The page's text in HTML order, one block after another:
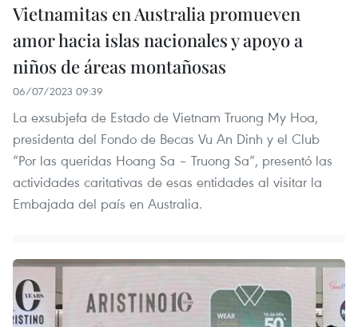
Vietnamitas en Australia promueven
amor hacia islas nacionales y apoyo a
niños de áreas montañosas
06/07/2023 09:39
La exsubjefa de Estado de Vietnam Truong My Hoa,
presidenta del Fondo de Becas Vu An Dinh y el Club
“Por las queridas Hoang Sa – Truong Sa”, presentó las
actividades caritativas de esas entidades al visitar la
Embajada del país en Australia.